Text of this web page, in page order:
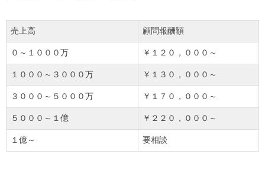
売上高 顧問報酬額
０～１０００万 ￥１２０，０００～
１０００～３０００万 ￥１３０，０００～
３０００～５０００万 ￥１７０，０００～
５０００～１億 ￥２２０，０００～
１億～ 要相談